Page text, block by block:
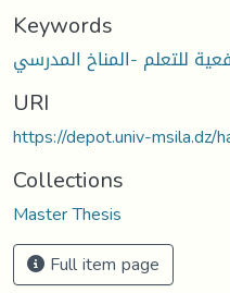
Keywords
للتعلم -المناخ المدرسي
URI
https://depot.univ-msila.dz/
Collections
Master Thesis
Full item page